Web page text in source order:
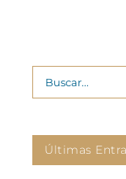
Buscar:
Últimas